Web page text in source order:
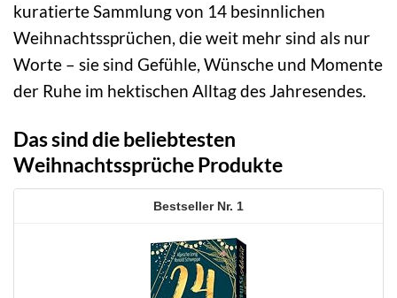
kuratierte Sammlung von 14 besinnlichen
Weihnachtssprüchen, die weit mehr sind als nur
Worte – sie sind Gefühle, Wünsche und Momente
der Ruhe im hektischen Alltag des Jahresendes.
Das sind die beliebtesten
Weihnachtssprüche Produkte
1